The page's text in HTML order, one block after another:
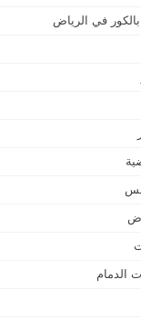
في الرياض
الدمام